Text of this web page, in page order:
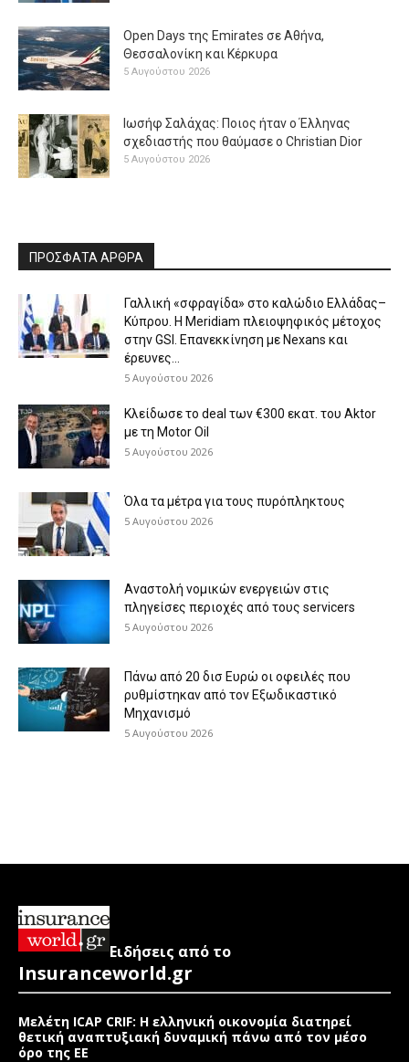
Open Days της Emirates σε Αθήνα,
Θεσσαλονίκη και Κέρκυρα
5 Αυγούστου 2026
Ιωσήφ Σαλάχας: Ποιος ήταν ο Έλληνας
σχεδιαστής που θαύμασε ο Christian Dior
5 Αυγούστου 2026
ΠΡΟΣΦΑΤΑ ΑΡΘΡΑ
Γαλλική «σφραγίδα» στο καλώδιο Ελλάδας–
Κύπρου. Η Meridiam πλειοψηφικός μέτοχος
στην GSI. Επανεκκίνηση με Nexans και
έρευνες...
5 Αυγούστου 2026
Κλείδωσε το deal των €300 εκατ. του Aktor
με τη Μotor Oil
5 Αυγούστου 2026
Όλα τα μέτρα για τους πυρόπληκτους
5 Αυγούστου 2026
Αναστολή νομικών ενεργειών στις
πληγείσες περιοχές από τους servicers
5 Αυγούστου 2026
Πάνω από 20 δισ Ευρώ οι οφειλές που
ρυθμίστηκαν από τον Εξωδικαστικό
Μηχανισμό
5 Αυγούστου 2026
Ειδήσεις από το
Insuranceworld.gr
Μελέτη ICAP CRIF: Η ελληνική οικονομία διατηρεί
θετική αναπτυξιακή δυναμική πάνω από τον μέσο
όρο της ΕΕ